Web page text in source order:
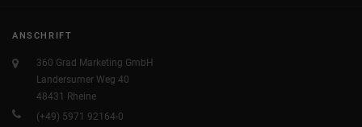
ANSCHRIFT
360 Grad Marketing GmbH
Landersumer Weg 40
48431 Rheine
(+49) 5971 92164-0